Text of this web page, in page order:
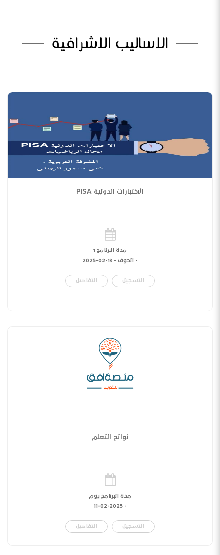
الاساليب الاشرافية
الاختبارات الدولية PISA
مدة البرنامج 1
- الجوف - 13-02-2025
التسجيل التفاصيل
نواتج التعلم
مدة البرنامج يوم
-
11-02-2025
التسجيل التفاصيل